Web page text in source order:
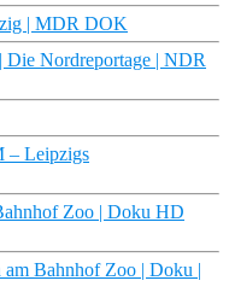
| MDR DOK
Die Nordreportage | NDR
Leipzigs
Zoo | Doku HD
Bahnhof Zoo | Doku |